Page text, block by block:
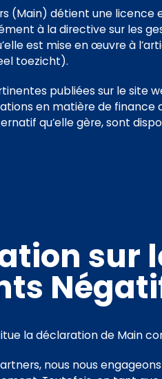
(Main) détient une licence
à la directive sur les
est mise en œuvre à
toezicht).
publiées sur le site
en matière de finance
qu’elle gère, sont
sur
la déclaration de Main
nous nous